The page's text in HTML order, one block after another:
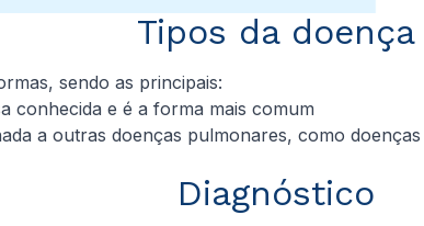
Tipos da doença
sendo as principais:
conhecida e é a forma mais comum
a outras doenças pulmonares, como
Diagnóstico